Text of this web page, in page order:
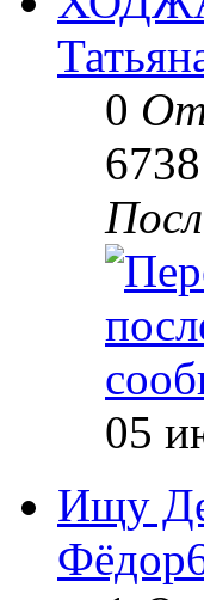
0
6738
05
Ищу